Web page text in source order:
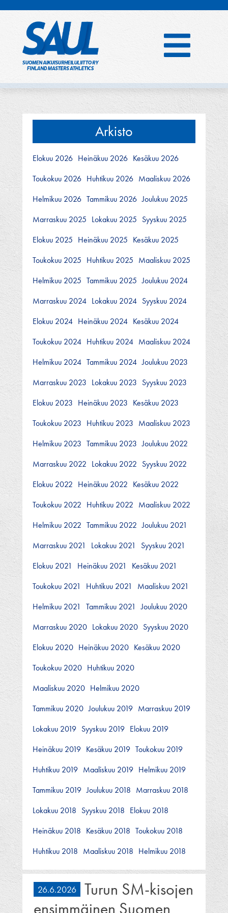
Arkisto
Elokuu 2026 Heinäkuu 2026 Kesäkuu 2026
Toukokuu 2026 Huhtikuu 2026 Maaliskuu 2026
Helmikuu 2026 Tammikuu 2026 Joulukuu 2025
Marraskuu 2025 Lokakuu 2025 Syyskuu 2025
Elokuu 2025 Heinäkuu 2025 Kesäkuu 2025
Toukokuu 2025 Huhtikuu 2025 Maaliskuu 2025
Helmikuu 2025 Tammikuu 2025 Joulukuu 2024
Marraskuu 2024 Lokakuu 2024 Syyskuu 2024
Elokuu 2024 Heinäkuu 2024 Kesäkuu 2024
Toukokuu 2024 Huhtikuu 2024 Maaliskuu 2024
Helmikuu 2024 Tammikuu 2024 Joulukuu 2023
Marraskuu 2023 Lokakuu 2023 Syyskuu 2023
Elokuu 2023 Heinäkuu 2023 Kesäkuu 2023
Toukokuu 2023 Huhtikuu 2023 Maaliskuu 2023
Helmikuu 2023 Tammikuu 2023 Joulukuu 2022
Marraskuu 2022 Lokakuu 2022 Syyskuu 2022
Elokuu 2022 Heinäkuu 2022 Kesäkuu 2022
Toukokuu 2022 Huhtikuu 2022 Maaliskuu 2022
Helmikuu 2022 Tammikuu 2022 Joulukuu 2021
Marraskuu 2021
Lokakuu 2021
Syyskuu 2021
Elokuu 2021
Heinäkuu 2021
Kesäkuu 2021
Toukokuu 2021
Huhtikuu 2021
Maaliskuu 2021
Helmikuu 2021
Tammikuu 2021
Joulukuu 2020
Marraskuu 2020 Lokakuu 2020 Syyskuu 2020
Elokuu 2020 Heinäkuu 2020 Kesäkuu 2020
Toukokuu 2020 Huhtikuu 2020
Maaliskuu 2020 Helmikuu 2020
Tammikuu 2020 Joulukuu 2019 Marraskuu 2019
Lokakuu 2019 Syyskuu 2019 Elokuu 2019
Heinäkuu 2019 Kesäkuu 2019 Toukokuu 2019
Huhtikuu 2019 Maaliskuu 2019 Helmikuu 2019
Tammikuu 2019 Joulukuu 2018 Marraskuu 2018
Lokakuu 2018 Syyskuu 2018 Elokuu 2018
Heinäkuu 2018 Kesäkuu 2018 Toukokuu 2018
Huhtikuu 2018 Maaliskuu 2018 Helmikuu 2018
26.6.2026
Turun SM-kisojen
ensimmäinen Suomen